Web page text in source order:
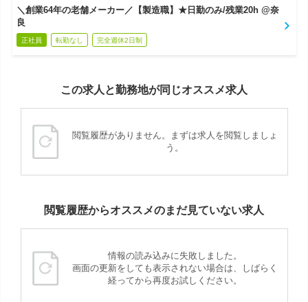
＼創業64年の老舗メーカー／【製造職】★日勤のみ/残業20h @奈
良
正社員 転勤なし 完全週休2日制
この求人と勤務地が同じオススメ求人
閲覧履歴がありません。まずは求人を閲覧しましょ
う。
閲覧履歴からオススメのまだ見ていない求人
情報の読み込みに失敗しました。
画面の更新をしても表示されない場合は、しばらく
経ってから再度お試しください。